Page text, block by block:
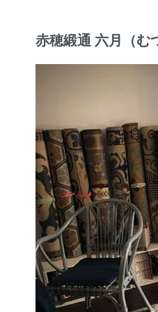
赤穂緞通 六月（む